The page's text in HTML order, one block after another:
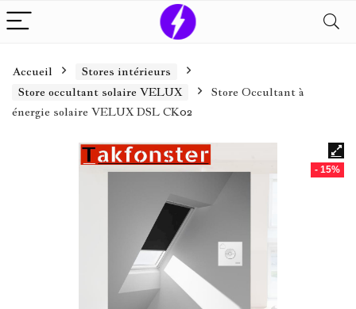
Accueil
Stores intérieurs
Store occultant solaire VELUX
Store Occultant à
énergie solaire VELUX DSL CK02
- 15%